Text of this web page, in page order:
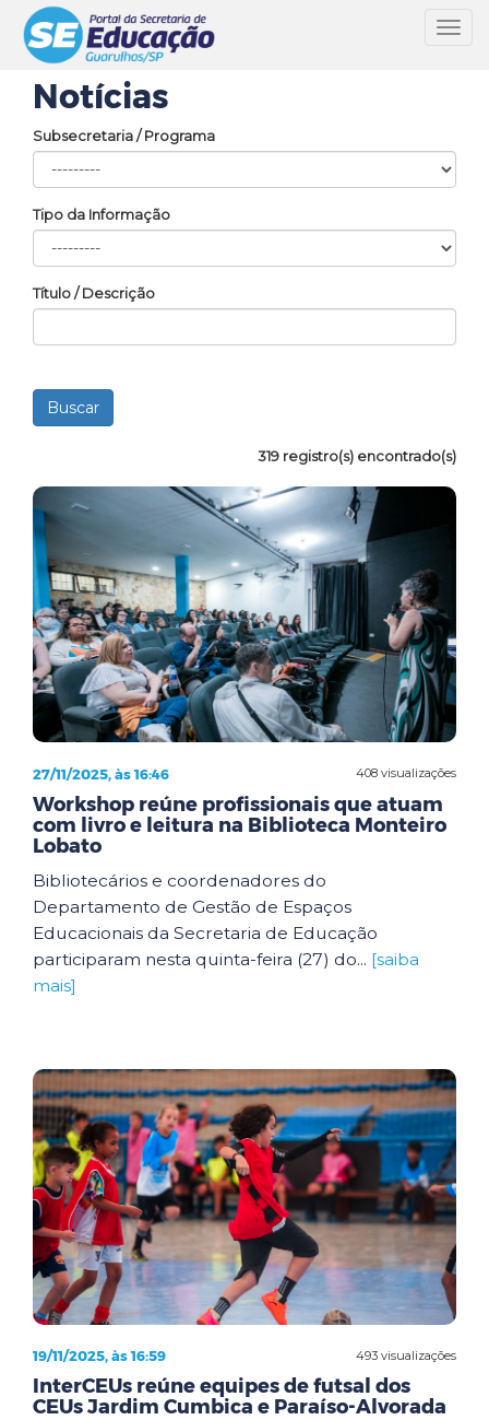
Notícias
Subsecretaria / Programa
Tipo da Informação
Título / Descrição
319 registro(s) encontrado(s)
408 visualizações
27/11/2025, às 16:46
Workshop reúne profissionais que atuam
com livro e leitura na Biblioteca Monteiro
Lobato
Bibliotecários e coordenadores do
Departamento de Gestão de Espaços
Educacionais da Secretaria de Educação
participaram nesta quinta-feira (27) do... [saiba
mais]
493 visualizações
19/11/2025, às 16:59
InterCEUs reúne equipes de futsal dos
CEUs Jardim Cumbica e Paraíso-Alvorada